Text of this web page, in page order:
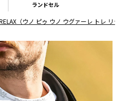
ランドセル
（ウノ ピゥ ウノ ウグァーレ トレ リ